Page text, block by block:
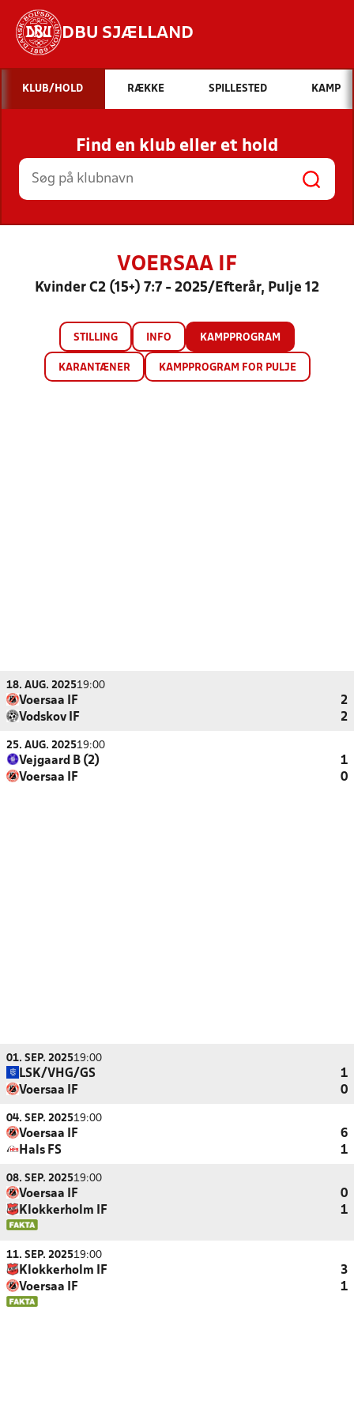
DBU SJÆLLAND
Hvad vil du søge efter?
INDHOLD OG NYHEDER
STILLINGER, RESULTATER, KLUBBER OG
HOLD
KLUB/HOLD RÆKKE SPILLESTED KAMP
Find en klub eller et hold
VOERSAA IF
Kvinder C2 (15+) 7:7 - 2025/Efterår, Pulje 12
STILLING INFO KAMPPROGRAM
KARANTÆNER KAMPPROGRAM FOR PULJE
18. AUG. 202519:00
Voersaa IF
2
Vodskov IF
2
25. AUG. 202519:00
Vejgaard B (2)
1
Voersaa IF
0
01. SEP. 202519:00
LSK/VHG/GS
1
Voersaa IF
0
04. SEP. 202519:00
Voersaa IF
6
Hals FS
1
08. SEP. 202519:00
Voersaa IF
0
Klokkerholm IF
1
11. SEP. 202519:00
Klokkerholm IF
3
Voersaa IF
1